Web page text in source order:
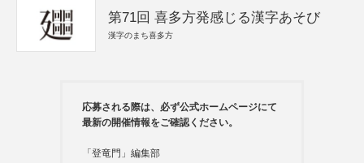
第71回 喜多方発感じる漢字あそび
漢字のまち喜多方
応募される際は、必ず公式ホームページにて
最新の開催情報をご確認ください。
「登竜門」編集部